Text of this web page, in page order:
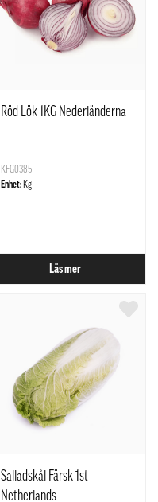
Röd Lök 1KG Nederländerna
KFG0385
Enhet: Kg
Läs mer
Salladskål Färsk 1st
Netherlands